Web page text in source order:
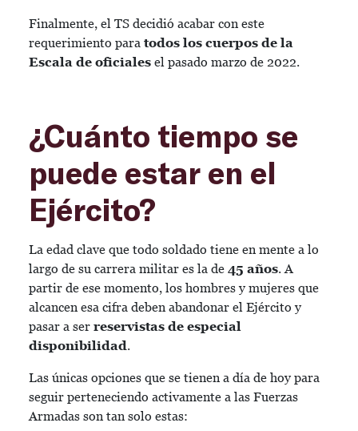
Finalmente, el TS decidió acabar con este
requerimiento para todos los cuerpos de la
Escala de oficiales el pasado marzo de 2022.
¿Cuánto tiempo se
puede estar en el
Ejército?
La edad clave que todo soldado tiene en mente a lo
largo de su carrera militar es la de 45 años. A
partir de ese momento, los hombres y mujeres que
alcancen esa cifra deben abandonar el Ejército y
pasar a ser reservistas de especial
disponibilidad.
Las únicas opciones que se tienen a día de hoy para
seguir perteneciendo activamente a las Fuerzas
Armadas son tan solo estas: